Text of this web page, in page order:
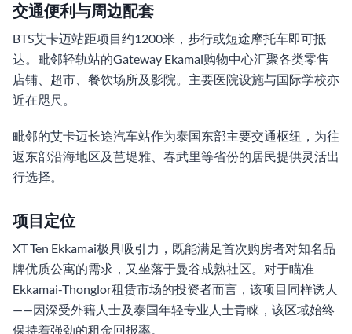
交通便利与周边配套
BTS艾卡迈站距项目约1200米，步行或短途摩托车即可抵
达。毗邻轻轨站的Gateway Ekamai购物中心汇聚各类零售
店铺、超市、餐饮场所及影院。主要医院设施与国际学校亦
近在咫尺。
毗邻的艾卡迈长途汽车站作为泰国东部主要交通枢纽，为往
返东部沿海地区及芭堤雅、春武里等省份的居民提供灵活出
行选择。
项目定位
XT Ten Ekkamai极具吸引力，既能满足首次购房者对知名品
牌优质公寓的需求，又坐落于曼谷成熟社区。对于瞄准
Ekkamai-Thonglor租赁市场的投资者而言，该项目同样诱人
——因深受外籍人士及泰国年轻专业人士青睐，该区域始终
保持着强劲的租金回报率。